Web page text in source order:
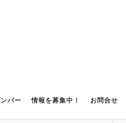
バー 情報を募集中！ お問合せ